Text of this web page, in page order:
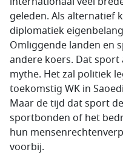
geleden. Als alternatief
diplomatiek
Omliggende landen en
andere koers. Dat
mythe. Het zal politiek
toekomstig WK in
Maar de tijd dat sport
sportbonden of het
hun
voorbij.